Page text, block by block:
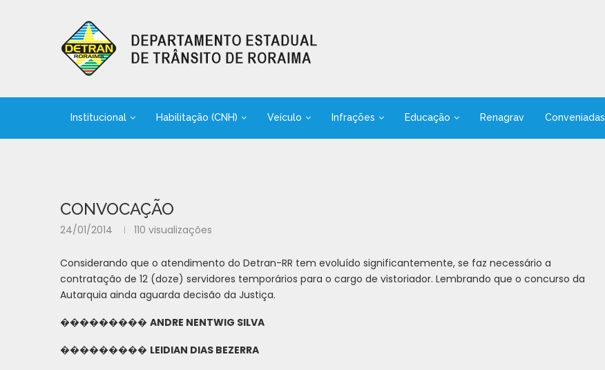
Institucional Habilitação (CNH) Veículo Infrações Educação Renagrav Conveniadas
CONVOCAÇÃO
24/01/2014 110 visualizações
Considerando que o atendimento do Detran-RR tem evoluído significantemente, se faz necessário a
contratação de 12 (doze) servidores temporários para o cargo de vistoriador. Lembrando que o concurso da
Autarquia ainda aguarda decisão da Justiça.
��������� ANDRE NENTWIG SILVA
��������� LEIDIAN DIAS BEZERRA